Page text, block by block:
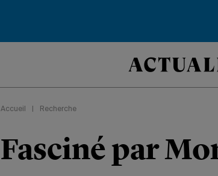
Accueil Recherche
Fasciné par